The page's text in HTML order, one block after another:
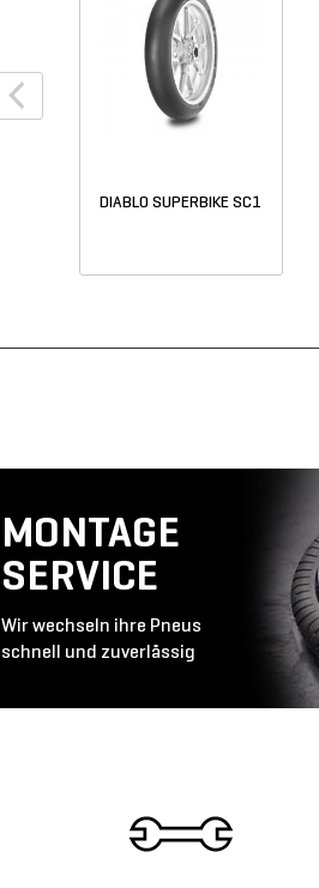
DIABLO SUPERBIKE SC1
MONTAGE
SERVICE
Wir wechseln ihre Pneus
schnell und zuverlässig